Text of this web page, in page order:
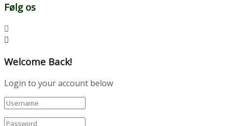
Følg os
Welcome Back!
Login to your account below